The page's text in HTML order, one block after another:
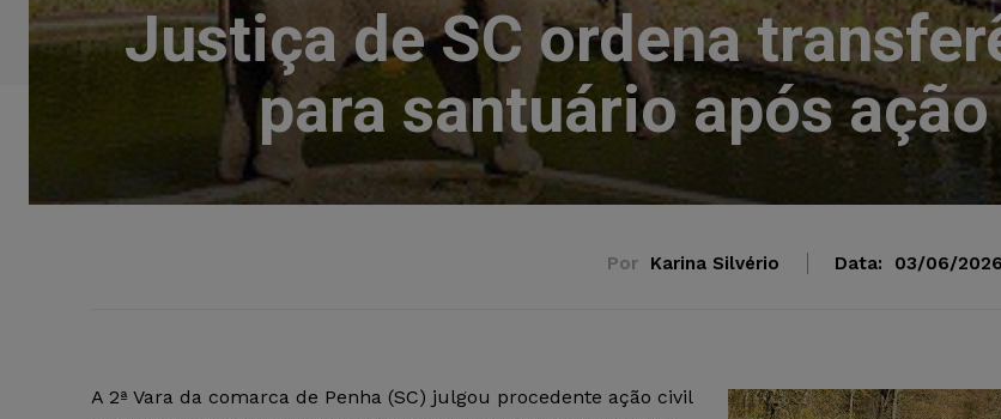
Justiça de SC ordena
para santuário após
Por Karina Silvério Data: 03/06/2026
A 2ª Vara da comarca de Penha (SC) julgou procedente ação civil